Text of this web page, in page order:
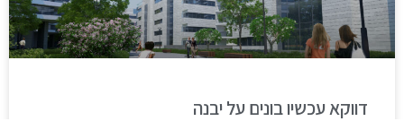
דווקא עכשיו בונים על יבנה